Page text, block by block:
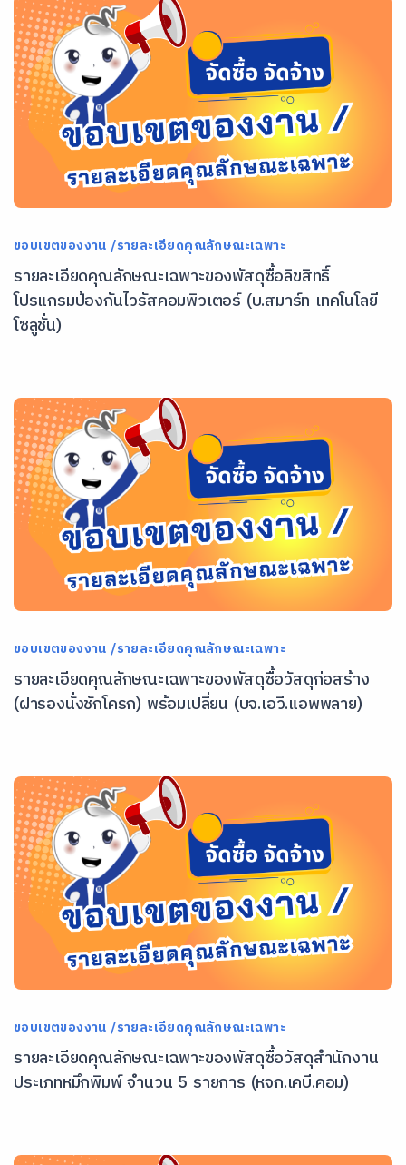
ขอบเขตของงาน /รายละเอียดคุณลักษณะเฉพาะ
รายละเอียดคุณลักษณะเฉพาะของพัสดุซื้อลิขสิทธิ์
โปรแกรมป้องกันไวรัสคอมพิวเตอร์ (บ.สมาร์ท เทคโนโลยี
โซลูชั่น)
ขอบเขตของงาน /รายละเอียดคุณลักษณะเฉพาะ
รายละเอียดคุณลักษณะเฉพาะของพัสดุซื้อวัสดุก่อสร้าง
(ฝารองนั่งชักโครก) พร้อมเปลี่ยน (บจ.เอวี.แอพพลาย)
ขอบเขตของงาน /รายละเอียดคุณลักษณะเฉพาะ
รายละเอียดคุณลักษณะเฉพาะของพัสดุซื้อวัสดุสำนักงาน
ประเภทหมึกพิมพ์ จำนวน 5 รายการ (หจก.เคบี.คอม)